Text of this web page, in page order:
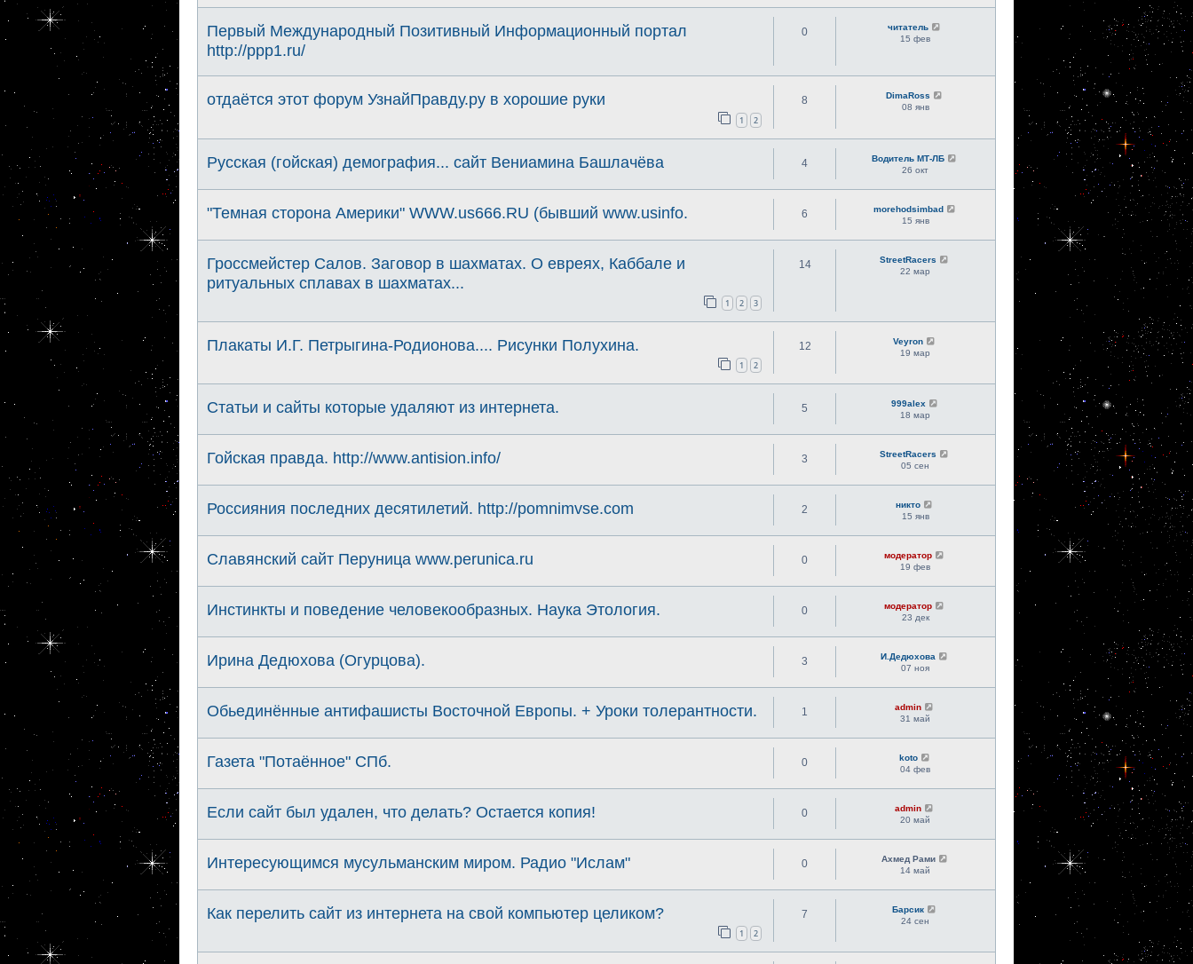
Первый Международный Позитивный Информационный портал
http://ppp1.ru/
0
читатель
15 фев
отдаётся этот форум УзнайПравду.ру в хорошие руки
1 2
8
DimaRoss
08 янв
Русская (гойская) демография... сайт Вениамина Башлачёва 4
Водитель МТ-ЛБ
26 окт
"Темная сторона Америки" WWW.us666.RU (бывший www.usinfo. 6
morehodsimbad
15 янв
Гроссмейстер Салов. Заговор в шахматах. О евреях, Каббале и
ритуальных сплавах в шахматах...
1 2 3
14
StreetRacers
22 мар
Плакаты И.Г. Петрыгина-Родионова.... Рисунки Полухина.
1 2
12
Veyron
19 мар
Статьи и сайты которые удаляют из интернета. 5
999alex
18 мар
Гойская правда. http://www.antision.info/ 3
StreetRacers
05 сен
Россияния последних десятилетий. http://pomnimvse.com 2
никто
15 янв
Славянский сайт Перуница www.perunica.ru 0
модератор
19 фев
Инстинкты и поведение человекообразных. Наука Этология. 0
модератор
23 дек
Ирина Дедюхова (Огурцова). 3
И.Дедюхова
07 ноя
Обьединённые антифашисты Восточной Европы. + Уроки толерантности. 1
admin
31 май
Газета "Потаённое" СПб. 0
koto
04 фев
Если сайт был удален, что делать? Остается копия! 0
admin
20 май
Интересующимся мусульманским миром. Радио "Ислам" 0
Ахмед Рами
14 май
Как перелить сайт из интернета на свой компьютер целиком?
1 2
7
Барсик
24 сен